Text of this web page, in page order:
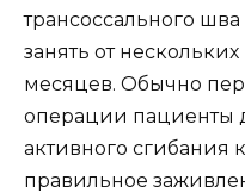
трансоссального
занять от
месяцев. Обычно
операции пациенты
активного сгибания
правильное